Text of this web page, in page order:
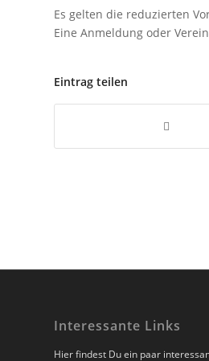
Es gelten die reduzierten
Eine Anmeldung oder
Eintrag teilen
Interessante Links
Hier findest Du ein paar